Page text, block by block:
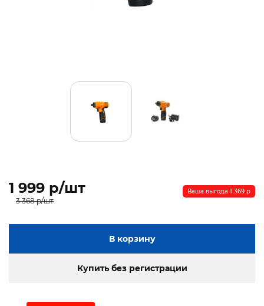
Ваша выгода 1 369 p
1 999 p/шт
3 368 p/шт
В корзину
Купить без регистрации